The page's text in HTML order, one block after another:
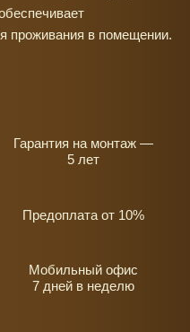
проживания в помещении.
Гарантия на монтаж —
5 лет
Предоплата от 10%
Мобильный офис
7 дней в неделю